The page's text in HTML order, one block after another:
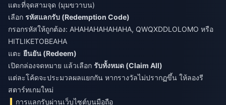
แตะที่จุดสามจุด (มุมขวาบน)
เลือก รหัสแลกรับ (Redemption Code)
กรอกรหัสให้ถูกต้อง: AHAHAHAHAHAHA, QWQXDDLOLOMO หรือ
HITLIKETOBEAHA
แตะ ยืนยัน (Redeem)
เปิดกล่องจดหมาย แล้วเลือก รับทั้งหมด (Claim All)
แต่ละโค้ดจะประมวลผลแยกกัน หากรางวัลไม่ปรากฏขึ้น ให้ลองรี
สตาร์ทเกมใหม่
การแลกรับผ่านเว็บไซต์บนมือถือ